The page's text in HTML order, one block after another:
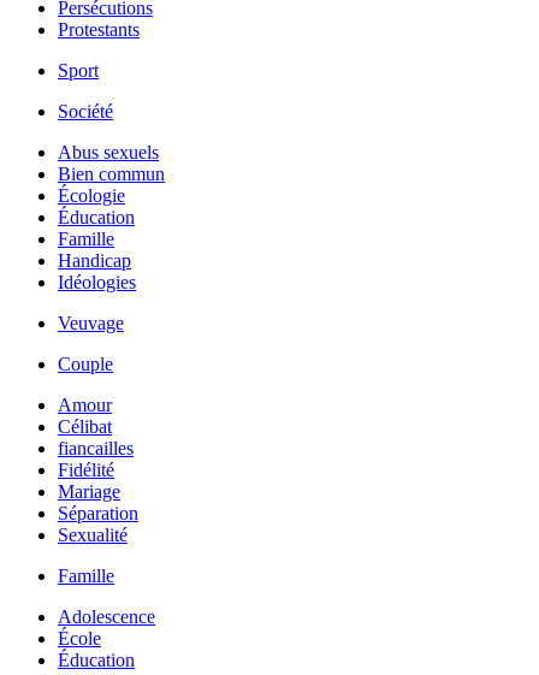
Persécutions
Protestants
Sport
Société
Abus sexuels
Bien commun
Écologie
Éducation
Famille
Handicap
Idéologies
Veuvage
Couple
Amour
Célibat
fiancailles
Fidélité
Mariage
Séparation
Sexualité
Famille
Adolescence
École
Éducation